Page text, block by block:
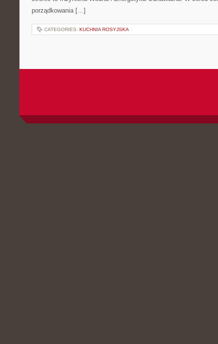
porządkowania […]
CATEGORIES: KUCHNIA ROSYJSKA